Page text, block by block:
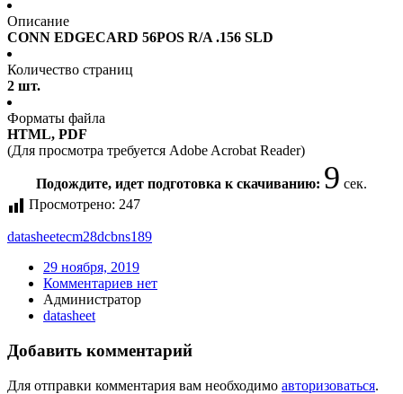
Описание
CONN EDGECARD 56POS R/A .156 SLD
Количество страниц
2 шт.
Форматы файла
HTML, PDF
(Для просмотра требуется Adobe Acrobat Reader)
Подождите, идет подготовка к скачиванию: 9 сек.
Просмотрено: 247
datasheetecm28dcbns189
29 ноября, 2019
Комментариев нет
Администратор
datasheet
Добавить комментарий
Для отправки комментария вам необходимо авторизоваться.